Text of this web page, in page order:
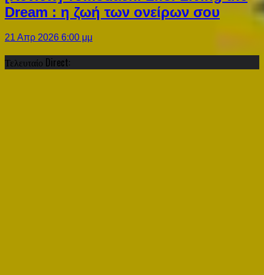
Dream : η ζωή των ονείρων σου
21 Απρ 2026 6:00 μμ
Τελευταίο Direct: